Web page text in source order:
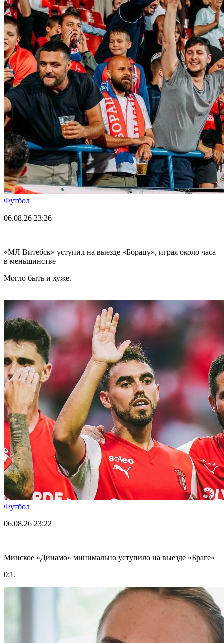
Футбол
06.08.26 23:26
«МЛ Витебск» уступил на выезде «Борацу», играя около часа
в меньшинстве
Могло быть и хуже.
Футбол
06.08.26 23:22
Минское «Динамо» минимально уступило на выезде «Браге»
0:1.